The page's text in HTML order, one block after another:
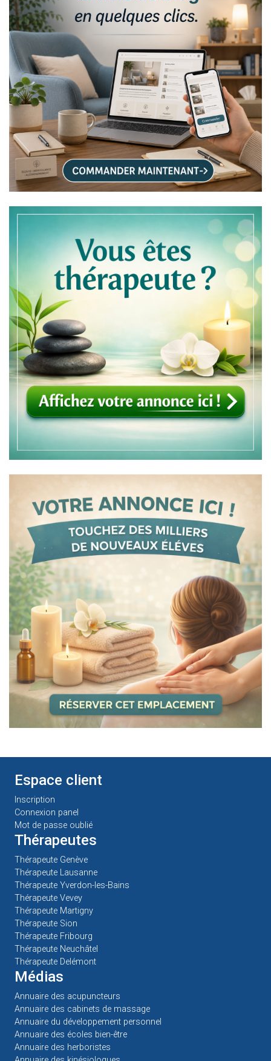
Espace client
Inscription
Connexion panel
Mot de passe oublié
Thérapeutes
Thérapeute Genève
Thérapeute Lausanne
Thérapeute Yverdon-les-Bains
Thérapeute Vevey
Thérapeute Martigny
Thérapeute Sion
Thérapeute Fribourg
Thérapeute Neuchâtel
Thérapeute Delémont
Médias
Annuaire des acupuncteurs
Annuaire des cabinets de massage
Annuaire du développement personnel
Annuaire des écoles bien-être
Annuaire des herboristes